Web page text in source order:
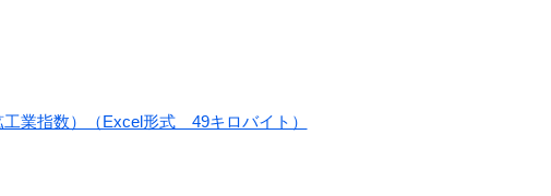
業指数）（Excel形式 49キロバイト）